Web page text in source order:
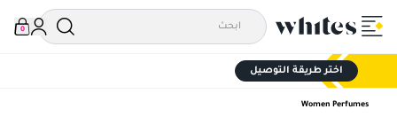
0
اختر طريقة التوصيل
Women Perfumes